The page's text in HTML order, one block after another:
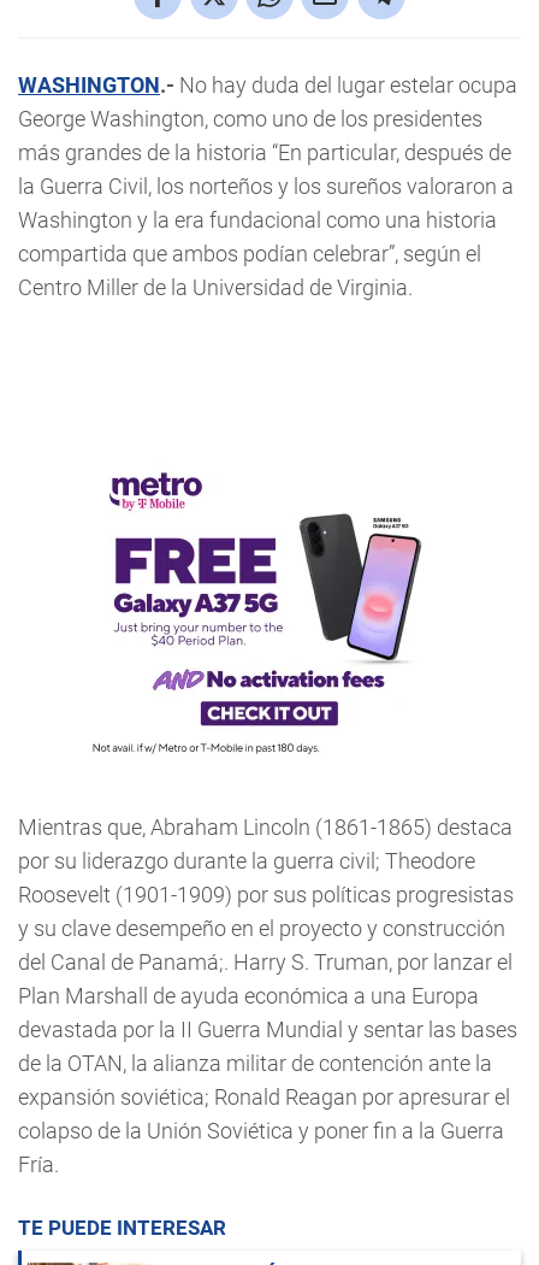
WASHINGTON.- No hay duda del lugar estelar ocupa
George Washington, como uno de los presidentes
más grandes de la historia “En particular, después de
la Guerra Civil, los norteños y los sureños valoraron a
Washington y la era fundacional como una historia
compartida que ambos podían celebrar”, según el
Centro Miller de la Universidad de Virginia.
Mientras que, Abraham Lincoln (1861-1865) destaca
por su liderazgo durante la guerra civil; Theodore
Roosevelt (1901-1909) por sus políticas progresistas
y su clave desempeño en el proyecto y construcción
del Canal de Panamá;. Harry S. Truman, por lanzar el
Plan Marshall de ayuda económica a una Europa
devastada por la II Guerra Mundial y sentar las bases
de la OTAN, la alianza militar de contención ante la
expansión soviética; Ronald Reagan por apresurar el
colapso de la Unión Soviética y poner fin a la Guerra
Fría.
TE PUEDE INTERESAR